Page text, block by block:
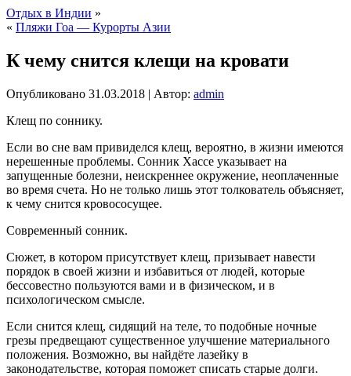
Отдых в Индии »
« Пляжи Гоа — Курорты Азии
К чему снится клещи на кровати
Опубликовано 31.03.2018 | Автор: admin
Клещ по соннику.
Если во сне вам привиделся клещ, вероятно, в жизни имеются
нерешенные проблемы. Сонник Хассе указывает на
запущенные болезни, неискреннее окружение, неоплаченные
во время счета. Но не только лишь этот толкователь объясняет,
к чему снится кровососущее.
Современный сонник.
Сюжет, в котором присутствует клещ, призывает навести
порядок в своей жизни и избавиться от людей, которые
бессовестно пользуются вами и в физическом, и в
психологическом смысле.
Если снится клещ, сидящий на теле, то подобные ночные
грезы предвещают существенное улучшение материального
положения. Возможно, вы найдёте лазейку в
законодательстве, которая поможет списать старые долги.